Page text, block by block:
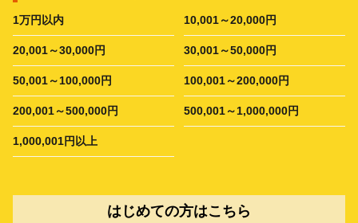
1万円以内 10,001～20,000円
20,001～30,000円 30,001～50,000円
50,001～100,000円 100,001～200,000円
200,001～500,000円 500,001～1,000,000円
1,000,001円以上
はじめての方はこちら